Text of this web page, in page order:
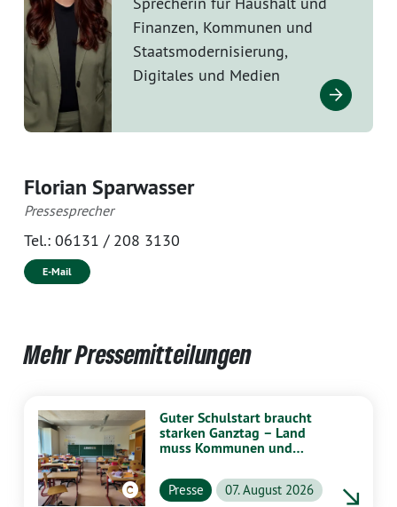
Finanzen, Kommunen und
Staatsmodernisierung,
Digitales und Medien
Florian Sparwasser
Pressesprecher
Tel.: 06131 / 208 3130
E-Mail
Mehr Pressemitteilungen
Guter Schulstart braucht
starken Ganztag – Land
muss Kommunen und
unterstützen
Presse 07. August 2026